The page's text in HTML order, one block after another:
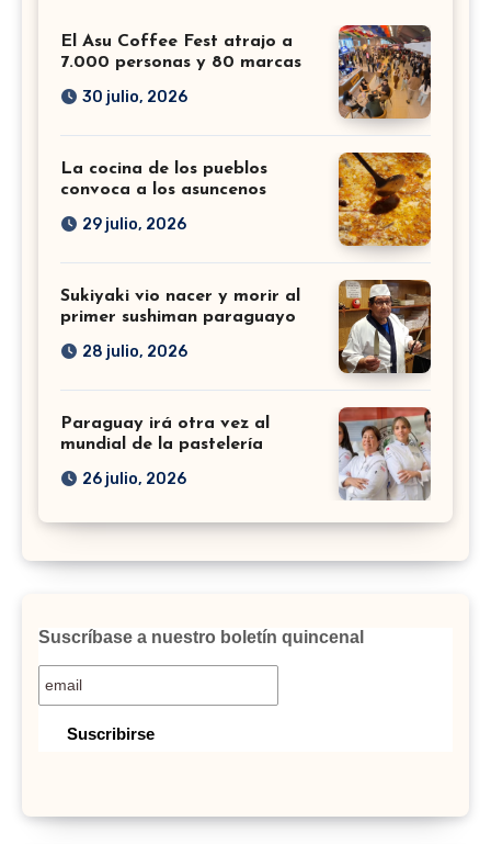
El Asu Coffee Fest atrajo a
7.000 personas y 80 marcas
30 julio, 2026
La cocina de los pueblos
convoca a los asuncenos
29 julio, 2026
Sukiyaki vio nacer y morir al
primer sushiman paraguayo
28 julio, 2026
Paraguay irá otra vez al
mundial de la pastelería
26 julio, 2026
Suscríbase a nuestro boletín quincenal